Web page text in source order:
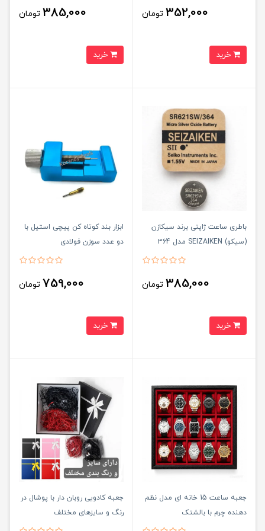
352,000 تومان 385,000 تومان
باطری ساعت ژاپنی برند سيکازن
(سيکو) SEIZAIKEN مدل 364
385,000 تومان
ابزار بند کوتاه کن پيچی استيل با
دو عدد سوزن فولادی
759,000 تومان
جعبه ساعت 15 خانه ای مدل نظم
دهنده چرم با بالشتک
جعبه کادويی روبان دار با پوشال در
رنگ و سايزهای مختلف